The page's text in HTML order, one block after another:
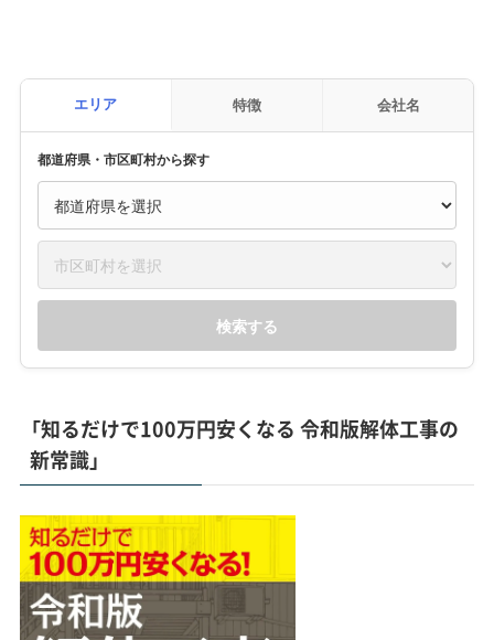
エリア 特徴 会社名
都道府県・市区町村から探す
検索する
「知るだけで100万円安くなる 令和版解体工事の
新常識」